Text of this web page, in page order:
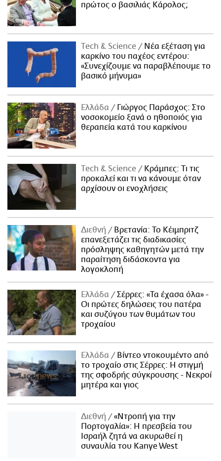
πρώτος ο βασιλιάς Κάρολος;
Τech & Science
Νέα εξέταση για
καρκίνο του παχέος εντέρου:
«Συνεχίζουμε να παραβλέπουμε το
βασικό μήνυμα»
Ελλάδα
Γιώργος Παράσχος: Στο
νοσοκομείο ξανά ο ηθοποιός για
θεραπεία κατά του καρκίνου
Τech & Science
Κράμπες: Τι τις
προκαλεί και τι να κάνουμε όταν
αρχίσουν οι ενοχλήσεις
Διεθνή
Βρετανία: Το Κέιμπριτζ
επανεξετάζει τις διαδικασίες
πρόσληψης καθηγητών μετά την
παραίτηση διδάσκοντα για
λογοκλοπή
Ελλάδα
Σέρρες: «Τα έχασα όλα» -
Οι πρώτες δηλώσεις του πατέρα
και συζύγου των θυμάτων του
τροχαίου
Ελλάδα
Βίντεο ντοκουμέντο από
το τροχαίο στις Σέρρες: Η στιγμή
της σφοδρής σύγκρουσης - Νεκροί
μητέρα και γιος
Διεθνή
«Ντροπή για την
Πορτογαλία»: Η πρεσβεία του
Ισραήλ ζητά να ακυρωθεί η
συναυλία του Kanye West